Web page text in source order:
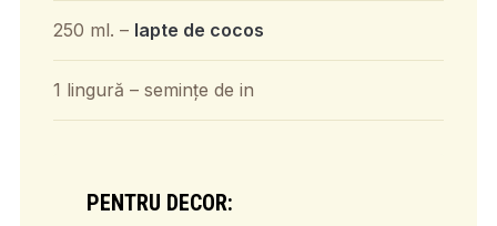
250 ml. – lapte de cocos
1 lingură – semințe de in
PENTRU DECOR: